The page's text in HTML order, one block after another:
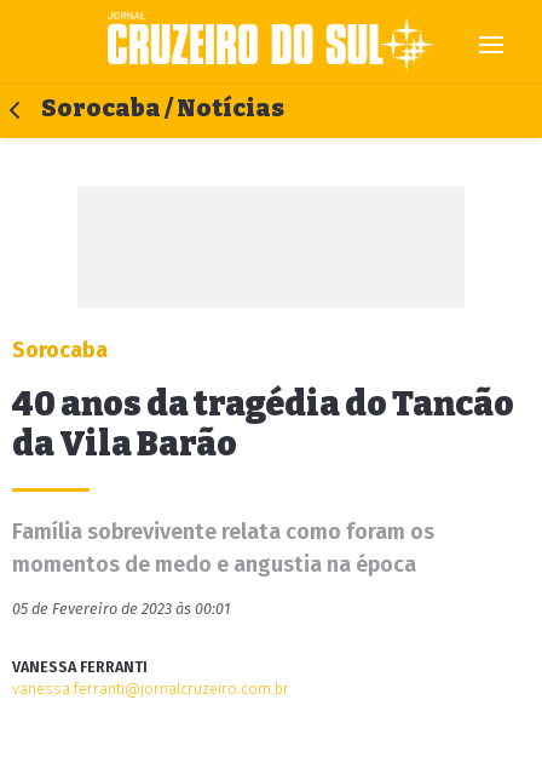
Sorocaba / Notícias
Sorocaba
40 anos da tragédia do Tancão
da Vila Barão
Família sobrevivente relata como foram os
momentos de medo e angustia na época
05 de Fevereiro de 2023 às 00:01
VANESSA FERRANTI
vanessa.ferranti@jornalcruzeiro.com.br